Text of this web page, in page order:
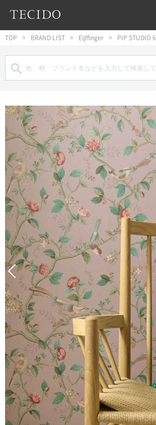
フッターへジャンプ
TOP BRAND LIST Eijffinger PIP STUDIO 6
